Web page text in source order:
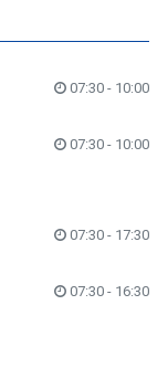
07:30 - 10:00
07:30 - 10:00
07:30 - 17:30
07:30 - 16:30